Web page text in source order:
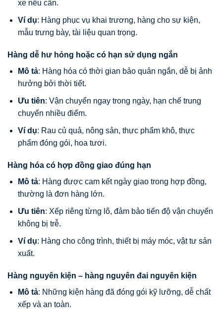
xe nếu cần.
Ví dụ: Hàng phục vụ khai trương, hàng cho sự kiện,
mẫu trưng bày, tài liệu quan trọng.
Hàng dễ hư hỏng hoặc có hạn sử dụng ngắn
Mô tả: Hàng hóa có thời gian bảo quản ngắn, dễ bị ảnh
hưởng bởi thời tiết.
Ưu tiên: Vận chuyển ngay trong ngày, hạn chế trung
chuyển nhiều điểm.
Ví dụ: Rau củ quả, nông sản, thực phẩm khô, thực
phẩm đóng gói, hoa tươi.
Hàng hóa có hợp đồng giao đúng hạn
Mô tả: Hàng được cam kết ngày giao trong hợp đồng,
thường là đơn hàng lớn.
Ưu tiên: Xếp riêng từng lô, đảm bảo tiến độ vận chuyển
không bị trễ.
Ví dụ: Hàng cho công trình, thiết bị máy móc, vật tư sản
xuất.
Hàng nguyên kiện – hàng nguyên đai nguyên kiện
Mô tả: Những kiện hàng đã đóng gói kỹ lưỡng, dễ chất
xếp và an toàn.